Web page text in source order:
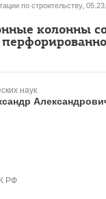
по строительству,
колонны
наук
РФ